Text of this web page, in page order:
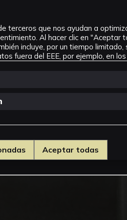
terceros que nos ayudan a
Al hacer clic en
incluye, por un tiempo
fuera del EEE, por ejemplo, en los
Aceptar todas